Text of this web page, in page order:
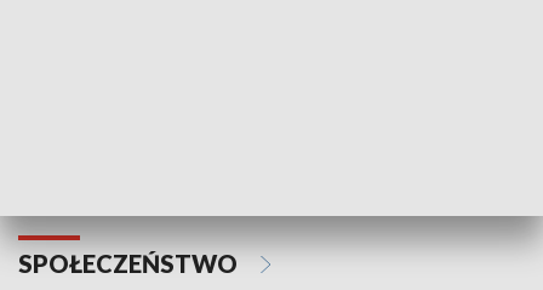
SPOŁECZEŃSTWO